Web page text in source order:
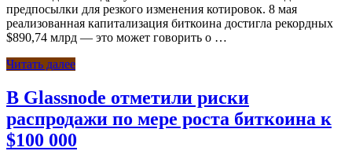
предпосылки для резкого изменения котировок. 8 мая
реализованная капитализация биткоина достигла рекордных
$890,74 млрд — это может говорить о …
Читать далее
В Glassnode отметили риски
распродажи по мере роста биткоина к
$100 000